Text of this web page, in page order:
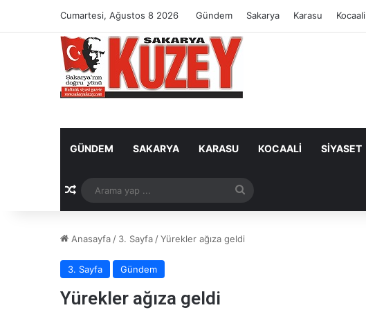
Cumartesi, Ağustos 8 2026 Gündem Sakarya Karasu Kocaali
GÜNDEM SAKARYA KARASU KOCAALI SIYASET
Rastgele Makale
yap
Anasayfa / 3. Sayfa /Yürekler ağıza geldi
3. Sayfa Gündem
Yürekler ağıza geldi